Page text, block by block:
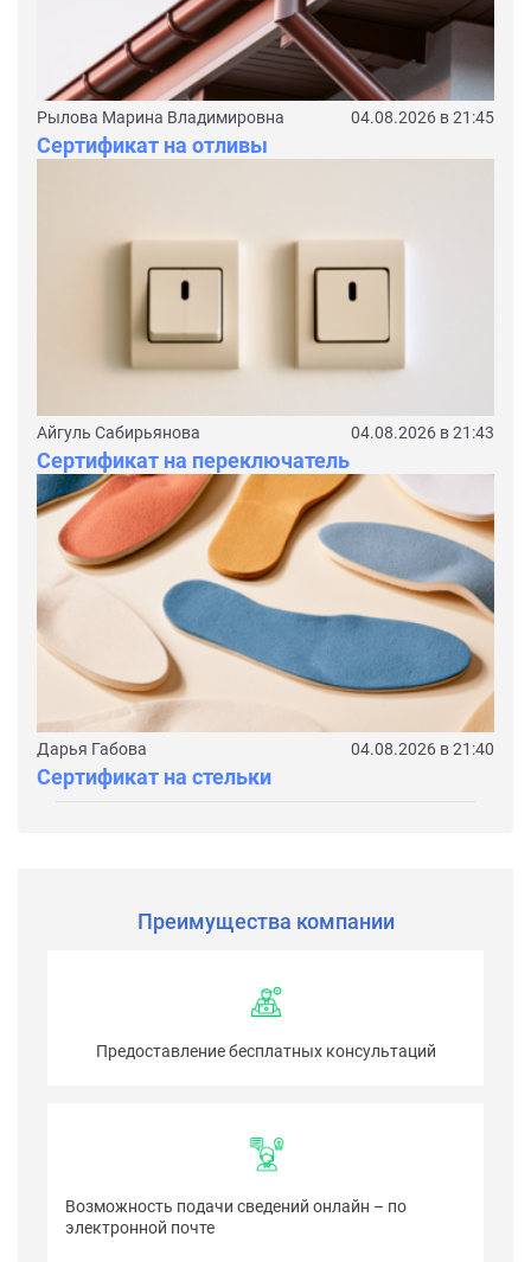
Рылова Марина Владимировна 04.08.2026 в 21:45
Сертификат на отливы
Айгуль Сабирьянова 04.08.2026 в 21:43
Сертификат на переключатель
Дарья Габова 04.08.2026 в 21:40
Сертификат на стельки
Преимущества компании
Предоставление бесплатных консультаций
Возможность подачи сведений онлайн – по
электронной почте